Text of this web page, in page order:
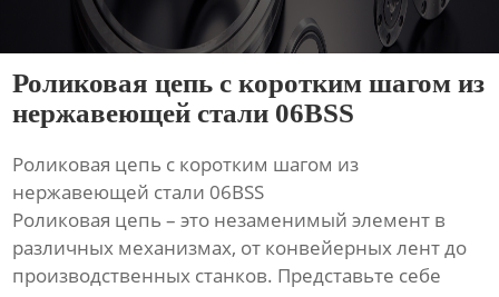
Роликовая цепь с коротким шагом из
нержавеющей стали 06BSS
Роликовая цепь с коротким шагом из
нержавеющей стали 06BSS
Роликовая цепь – это незаменимый элемент в
различных механизмах, от конвейерных лент до
производственных станков. Представьте себе